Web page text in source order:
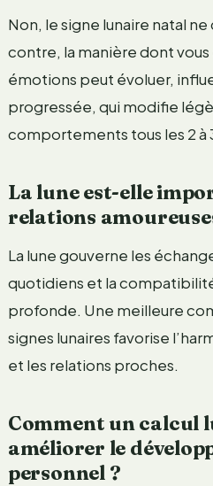
Non, le signe lunaire natal ne
contre, la manière dont
émotions peut évoluer,
progressée, qui modifie
comportements tous les 2 à
La lune est-elle
relations
La lune gouverne les
quotidiens et la
profonde. Une meilleure
signes lunaires favorise
et les relations proches.
Comment un calcul
améliorer le
personnel ?